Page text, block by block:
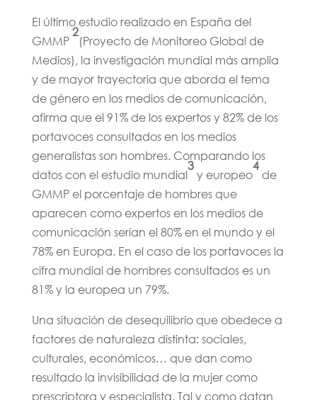
El último estudio realizado en España del
GMMP
2
(Proyecto de Monitoreo Global de
Medios), la investigación mundial más amplia
y de mayor trayectoria que aborda el tema
de género en los medios de comunicación,
afirma que el 91% de los expertos y 82% de los
portavoces consultados en los medios
generalistas son hombres. Comparando los
datos con el estudio mundial
3
y europeo
4
de
GMMP el porcentaje de hombres que
aparecen como expertos en los medios de
comunicación serían el 80% en el mundo y el
78% en Europa. En el caso de los portavoces la
cifra mundial de hombres consultados es un
81% y la europea un 79%.
Una situación de desequilibrio que obedece a
factores de naturaleza distinta: sociales,
culturales, económicos… que dan como
resultado la invisibilidad de la mujer como
prescriptora y especialista. Tal y como datan